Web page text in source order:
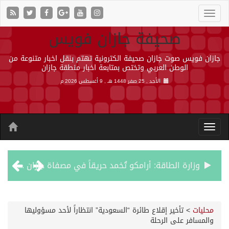
صحيفة جازان فويس
جازان فويس صوت جازان صحيفة الكترونية تهتم بنقل اخبار متنوعة من
الوطن العربي وتختص بمتابعة اخبار منطقة جازان
الأحد , 25 صفر 1448 هـ , 9 أغسطس 2026 م
وزارة الطاقة: أرامكو تُخمد حريقاً في مصفاة جازان دون إصابات
محليات >تأخير إقلاع طائرة “السعودية” انتظاراً لأحد مسؤوليها
والمسافر على الرحلة